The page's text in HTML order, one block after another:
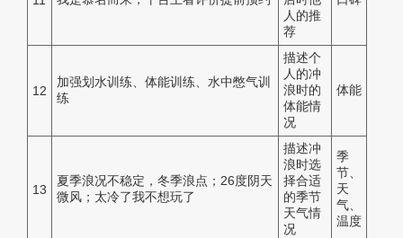
人的推
荐
12
加强划水训练、体能训练、水中憋气训
练
描述个
人的冲
浪时的
体能情
况
体能
13
夏季浪况不稳定，冬季浪点；26度阴天
微风；太冷了我不想玩了
描述冲
浪时选
择合适
的季节
天气情
况
季
节、
天
气、
温度